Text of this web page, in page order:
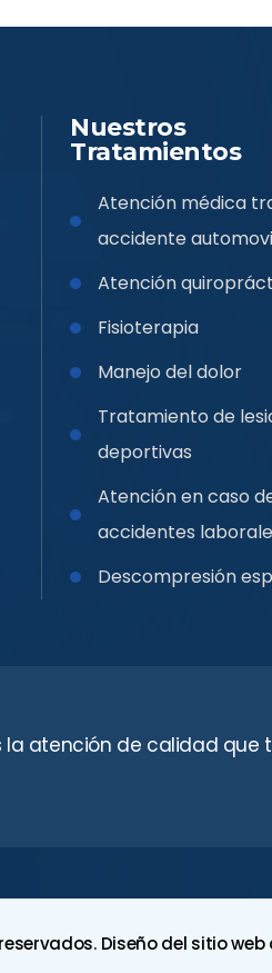
Nuestros
Tratamientos
Atención médica
accidente
Atención
Fisioterapia
Manejo del dolor
Tratamiento de
deportivas
Atención en caso
accidentes
Descompresión
la atención de calidad que
Diseño del sitio